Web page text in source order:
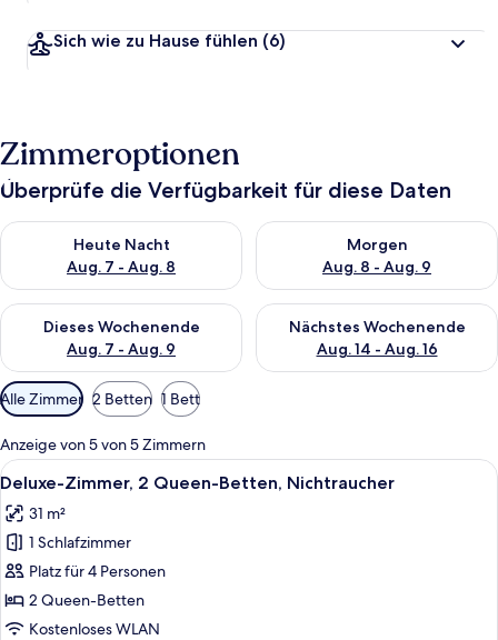
Sich wie zu Hause fühlen (6)
Zimmeroptionen
Überprüfe die Verfügbarkeit für diese Daten
Heute Nacht
Aug. 7 - Aug. 8
Überprüfe die Verfügbarkeit für heute Nacht, Aug. 7 - Aug. 8.
Morgen
Aug. 8 - Aug. 9
Überprüfe die Verfügbarkeit
Dieses Wochenende
Aug. 7 - Aug. 9
Überprüfe die Verfügbarkeit für dieses Wochenende, Aug. 7
Nächstes Wochenende
Aug. 14 - Aug. 16
Überprüfe die Verfügbarkeit
Verfügbare
Filter
für
Zimmer
Alle Zimmer 2 Betten 1 Bett
Anzeige von 5 von 5 Zimmern
Alle
Fotos
für
Deluxe-
Zimmer,
2 Queen-
Betten,
Ein Hotelzimmer mit zwei Betten,
13
Deluxe-Zimmer, 2 Queen-Betten, Nichtraucher
31 m²
1 Schlafzimmer
Platz für 4 Personen
2 Queen-Betten
Kostenloses WLAN